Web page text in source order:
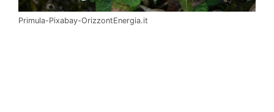
Primula-Pixabay-OrizzontEnergia.it